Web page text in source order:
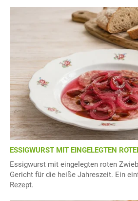
ESSIGWURST MIT EINGELEGTEN
Essigwurst mit eingelegten roten
Gericht für die heiße Jahreszeit. Ein
Rezept.